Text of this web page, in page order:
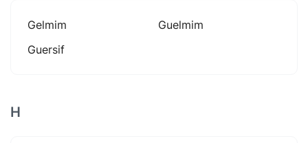
Gelmim
Guelmim
Guersif
H